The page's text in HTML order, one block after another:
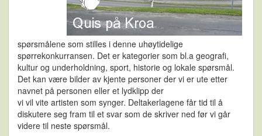
spørsmålene som stilles i denne uhøytidelige
spørrekonkurransen. Det er kategorier som bl.a geografi,
kultur og underholdning, sport, historie og lokale spørsmål.
Det kan være bilder av kjente personer der vi er ute etter
navnet på personen eller et lydklipp der
vi vil vite artisten som synger. Deltakerlagene får tid til å
diskutere seg fram til et svar som de skriver ned før vi går
videre til neste spørsmål.